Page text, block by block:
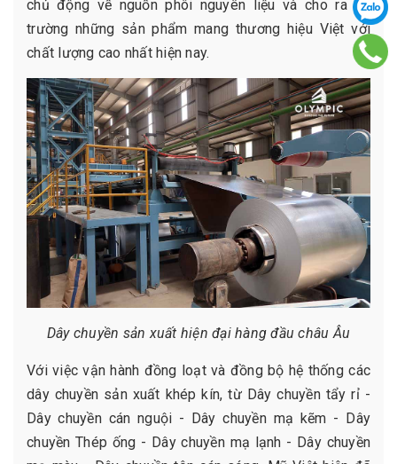
chủ động về nguồn phôi nguyên liệu và cho ra thị
trường những sản phẩm mang thương hiệu Việt với
chất lượng cao nhất hiện nay.
Dây chuyền sản xuất hiện đại hàng đầu châu Âu
Với việc vận hành đồng loạt và đồng bộ hệ thống các
dây chuyền sản xuất khép kín, từ Dây chuyền tẩy rỉ -
Dây chuyền cán nguội - Dây chuyền mạ kẽm - Dây
chuyền Thép ống - Dây chuyền mạ lạnh - Dây chuyền